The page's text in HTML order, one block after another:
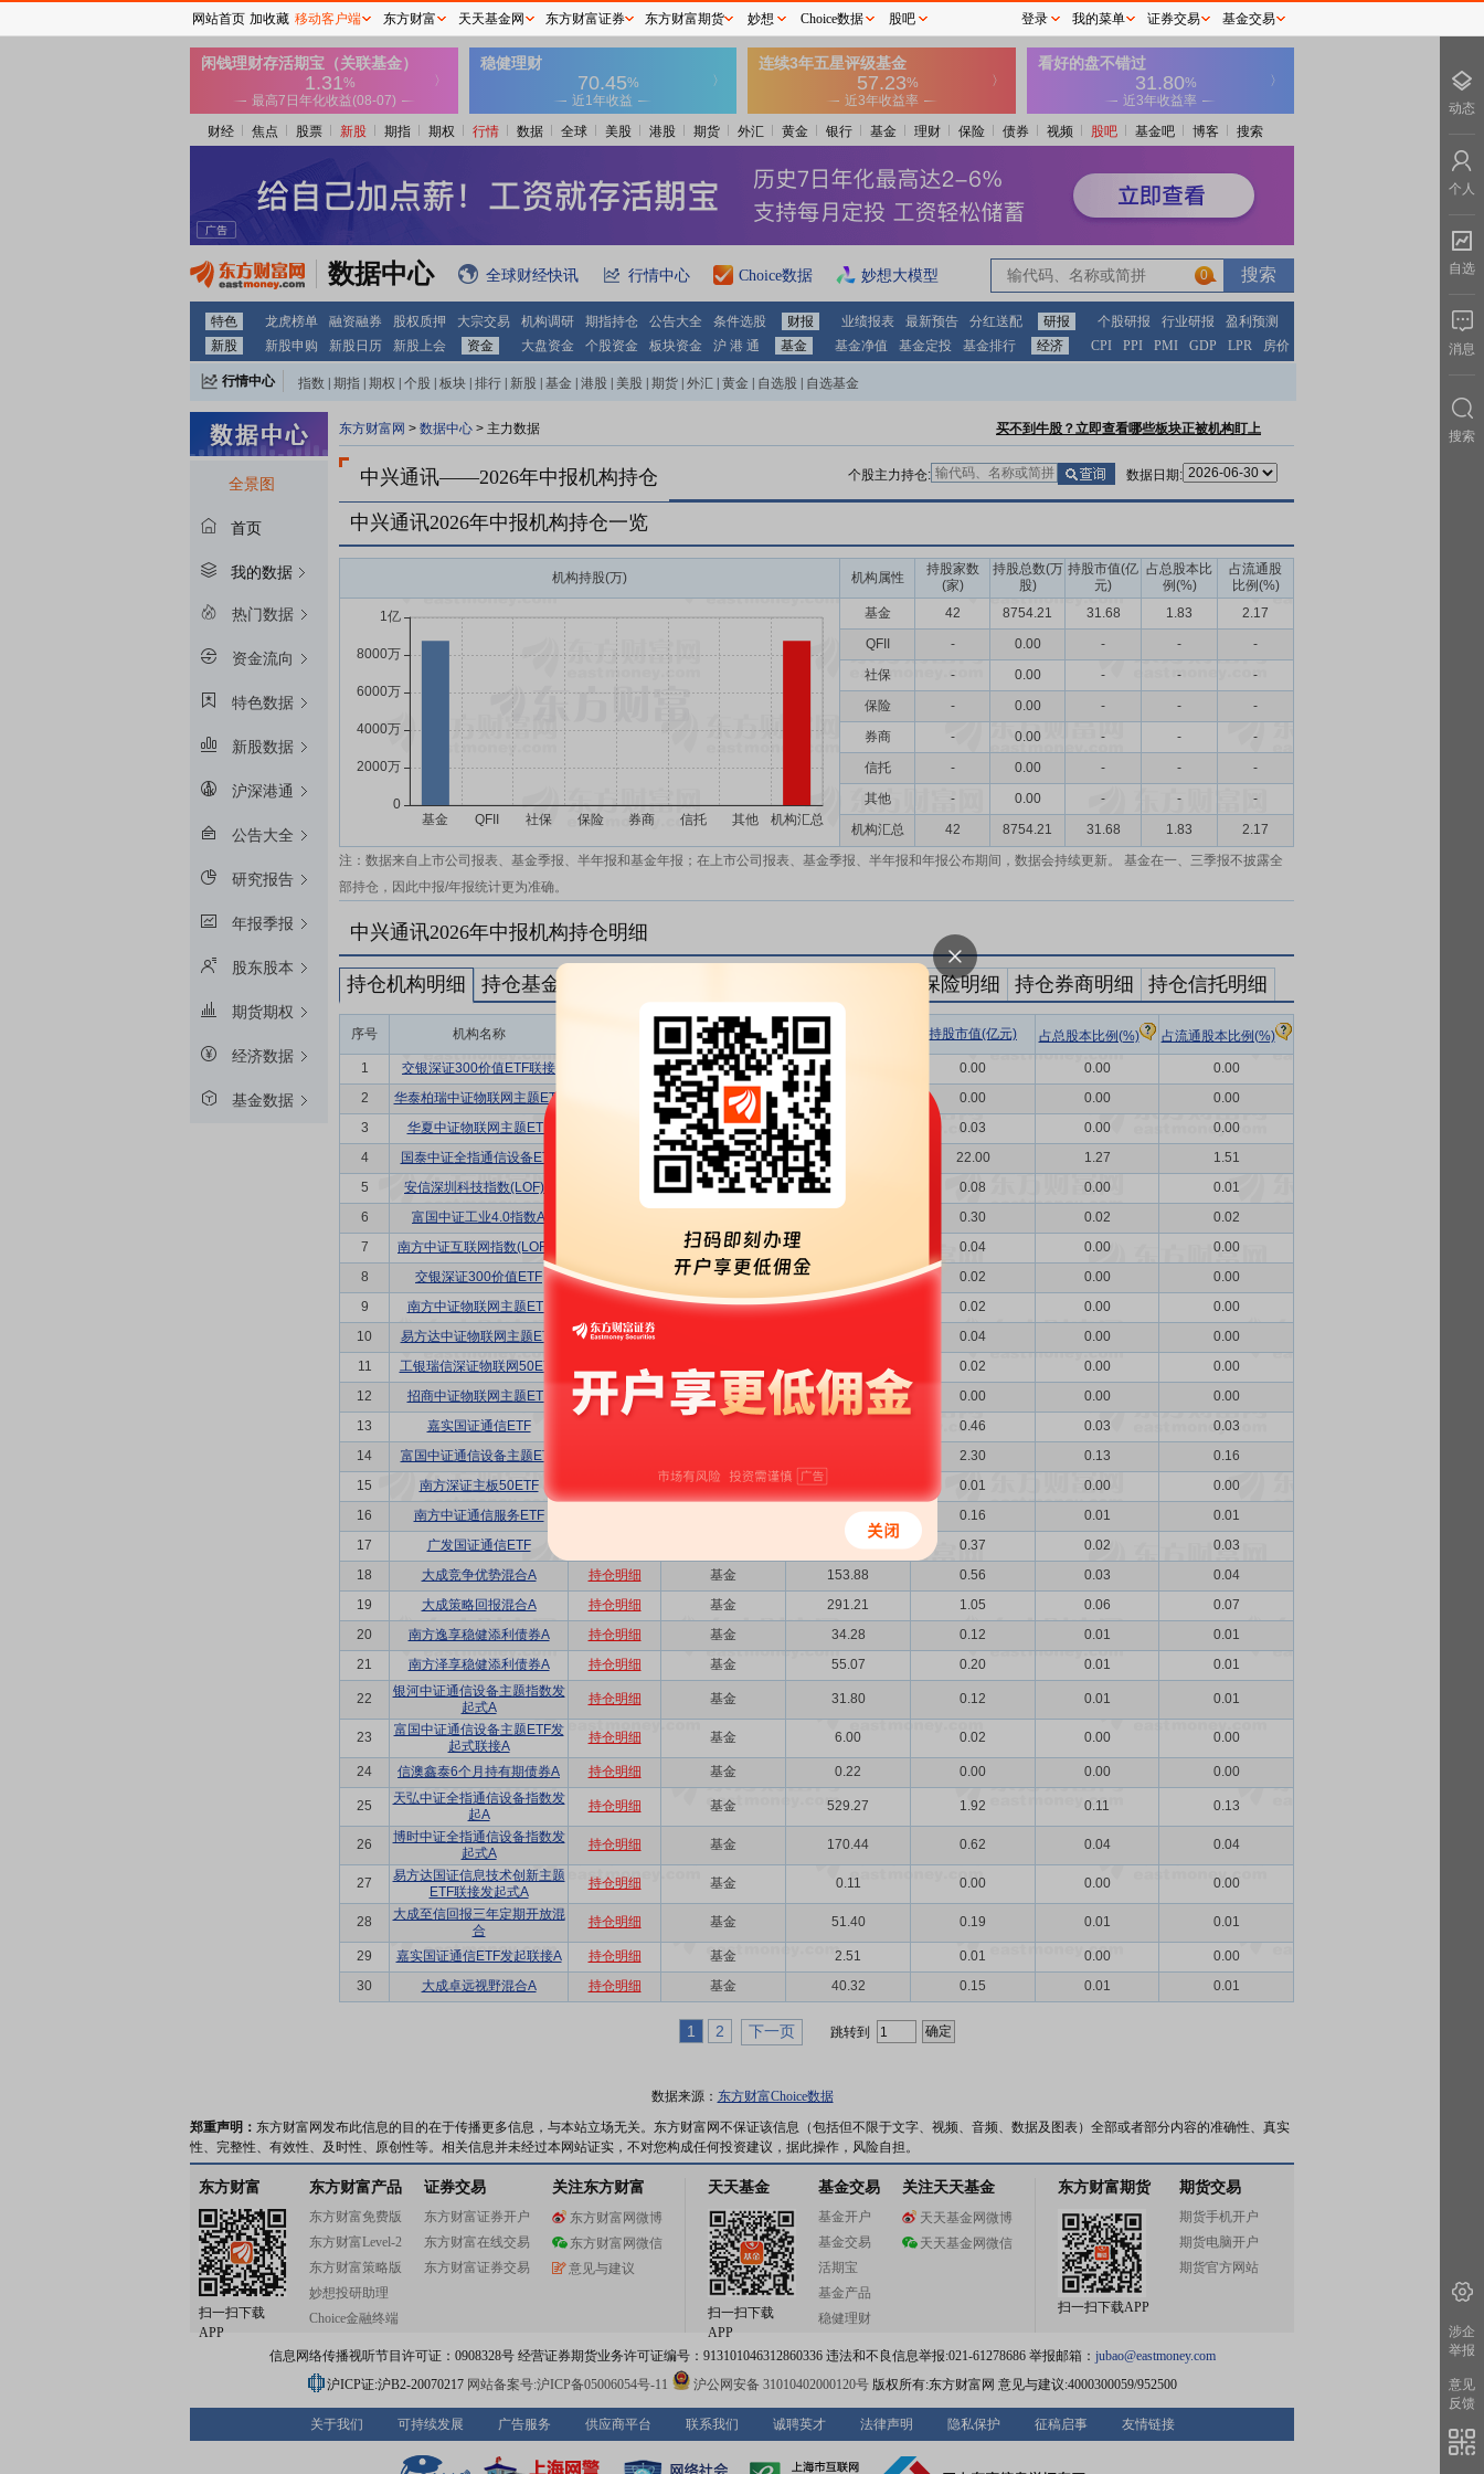
财经 焦点 股票 新股 期指 期权 行情 数据 全球 美股 港股 期货 外汇 黄金 银行 基金 理财 保险 债券 视频 股吧 基金吧 博客 搜索
数据中心 全球财经快讯 行情中心 Choice数据 妙想大模型 0
特色 龙虎榜单 融资融券 股权质押 大宗交易 机构调研 期指持仓 公告大全 条件选股 财报 业绩报表 最新预告 分红送配 研报 个股研报 行业研报
盈利预测
新股
新股申购 新股日历 新股上会 资金 大盘资金 个股资金 板块资金 沪 港 通 基金 基金净值 基金定投 基金排行 经济 CPI PPI PMI GDP LPR 房价
行情中心 指数 期指 期权 个股 板块 排行 新股 基金 港股 美股 期货 外汇 黄金 自选股 自选基金
全景图
首页
我的数据
热门数据
资金流向
特色数据
新股数据
沪深港通
公告大全
研究报告
年报季报
股东股本
期货期权
经济数据
基金数据
东方财富网 > 数据中心 > 主力数据 买不到牛股？立即查看哪些板块正被机构盯上
中兴通讯——2026年中报机构持仓 个股主力持仓: 数据日期:
中兴通讯2026年中报机构持仓一览
机构持股(万) 机构属性
持股家数
(家)
持股总数(万
股)
持股市值(亿
元)
占总股本比
例(%)
占流通股
比例(%)
基金
42 8754.21 31.68 1.83
2.17
QFII
- 0.00 - -
-
社保
- 0.00 - -
-
保险
- 0.00 - -
-
券商
- 0.00 - -
-
信托
- 0.00 - -
-
其他
- 0.00 - -
-
机构汇总
42 8754.21 31.68 1.83
2.17
注：数据来自上市公司报表、基金季报、半年报和基金年报；在上市公司报表、基金季报、半年报和年报公布期间，数据会持续更新。 基金在一、三季报不披露全
部持仓，因此中报/年报统计更为准确。
中兴通讯2026年中报机构持仓明细
持仓机构明细 持仓基金明细 持仓保险明细 持仓券商明细 持仓信托明细
序号 机构名称 机构属性 持股市值(亿元) 占总股本比例(%) 占流通股本比例(%)
1 交银深证300价值ETF联接 基金 0.00 0.00
0.00
2
华泰柏瑞中证物联网主题ETF 基金 0.00 0.00
0.00
3
华夏中证物联网主题ETF 基金 0.03 0.00
0.00
4
国泰中证全指通信设备ETF 基金 6079.54 22.00 1.27
1.51
5
安信深圳科技指数(LOF)A 基金 0.08 0.00
0.01
6
富国中证工业4.0指数A 0.30 0.02
0.02
7
南方中证互联网指数(LOF)A 基金 0.04 0.00
0.00
8
交银深证300价值ETF 持仓明细 基金 0.02 0.00
0.00
9
南方中证物联网主题ETF 持仓明细 基金 5.21 0.02 0.00
0.00
10
易方达中证物联网主题ETF 持仓明细 0.04 0.00
0.00
11
工银瑞信深证物联网50ETF 持仓明细 0.02 0.00
0.00
12
招商中证物联网主题ETF 持仓明细 基金 1.00 0.00 0.00
0.00
13
嘉实国证通信ETF 0.46 0.03
0.03
14
富国中证通信设备主题ETF 2.30 0.13
0.16
15
南方深证主板50ETF 基金 0.01 0.00
0.00
16
南方中证通信服务ETF 44.98 0.16 0.01
0.01
17
广发国证通信ETF 103.61 0.37 0.02
0.03
18
大成竞争优势混合A 持仓明细 基金 153.88 0.56 0.03
0.04
19
大成策略回报混合A 持仓明细 基金 291.21 1.05 0.06
0.07
20
南方逸享稳健添利债券A 持仓明细 基金 34.28 0.12 0.01
0.01
21
南方泽享稳健添利债券A 持仓明细 基金 55.07 0.20 0.01 0.01
22
银河中证通信设备主题指数发
起式A
持仓明细 基金 31.80 0.12 0.01 0.01
23
富国中证通信设备主题ETF发
起式联接A
持仓明细 基金 6.00 0.02 0.00 0.00
24 信澳鑫泰6个月持有期债券A 持仓明细 基金 0.22 0.00 0.00 0.00
25
天弘中证全指通信设备指数发
起A
持仓明细 基金 529.27 1.92 0.11 0.13
26
博时中证全指通信设备指数发
起式A
持仓明细 基金 170.44 0.62 0.04 0.04
27
易方达国证信息技术创新主题
ETF联接发起式A
持仓明细 基金 0.11 0.00 0.00 0.00
28
大成至信回报三年定期开放混
合
持仓明细 基金 51.40 0.19 0.01 0.01
29 嘉实国证通信ETF发起联接A 持仓明细 基金 2.51 0.01 0.00
0.00
30
大成卓远视野混合A 持仓明细 基金 40.32 0.15 0.01 0.01
1 2 下一页 跳转到
数据来源： 东方财富Choice数据
郑重声明： 东方财富网发布此信息的目的在于传播更多信息，与本站立场无关。东方财富网不保证该信息（包括但不限于文字、视频、音频、数据及图表）全部或者部分内容的准确性、真实
性、完整性、有效性、及时性、原创性等。相关信息并未经过本网站证实，不对您构成任何投资建议，据此操作，风险自担。
东方财富
扫一扫下载
APP
东方财富产品
东方财富免费版
东方财富Level-2
东方财富策略版
妙想投研助理
Choice金融终端
证券交易
东方财富证券开户
东方财富在线交易
东方财富证券交易
关注东方财富
东方财富网微博
东方财富网微信
意见与建议
天天基金
扫一扫下载
APP
基金交易
基金开户
基金交易
活期宝
基金产品
稳健理财
关注天天基金
天天基金网微博
天天基金网微信
东方财富期货
扫一扫下载APP
期货交易
期货手机开户
期货电脑开户
期货官方网站
信息网络传播视听节目许可证：0908328号 经营证券期货业务许可证编号：913101046312860336 违法和不良信息举报:021-61278686 举报邮箱： jubao@eastmoney.com
沪ICP证:沪B2-20070217 网站备案号:沪ICP备05006054号-11 沪公网安备 31010402000120号版权所有:东方财富网 意见与建议:4000300059/952500
关于我们 可持续发展 广告服务 供应商平台 联系我们 诚聘英才 法律声明 隐私保护 征稿启事 友情链接
网站首页 加收藏 移动客户端 东方财富 天天基金网 东方财富证券 东方财富期货 妙想 Choice数据 股吧 登录 我的菜单 证券交易 基金交易
动态
个人
自选
消息
搜索
涉企
举报
意见
反馈